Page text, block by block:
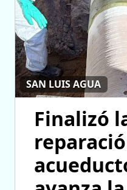
SAN LUIS AGUA
Finalizó